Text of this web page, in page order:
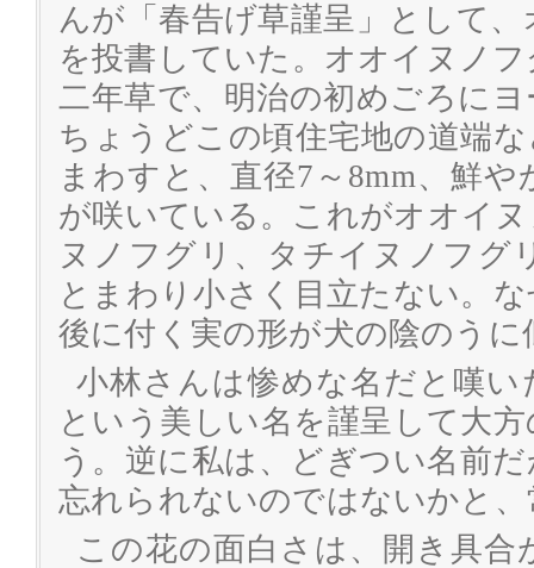
んが「春告げ草謹呈」として
を投書していた。オオイヌノ
二年草で、明治の初めごろに
ちょうどこの頃住宅地の道端
まわすと、直径7～8mm、鮮
が咲いている。これがオオイ
ヌノフグリ、タチイヌノフグ
とまわり小さく目立たない。
後に付く実の形が犬の陰のう
小林さんは惨めな名だと嘆
という美しい名を謹呈して大
う。逆に私は、どぎつい名前
忘れられないのではないかと
この花の面白さは、開き具